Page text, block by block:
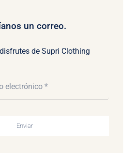
un correo.
de Supri Clothing
Enviar